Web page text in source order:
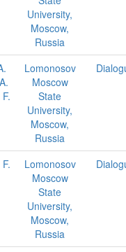
University,
Moscow,
Russia
Lomonosov
Moscow
State
University,
Moscow,
Russia
Lomonosov
Moscow
State
University,
Moscow,
Russia